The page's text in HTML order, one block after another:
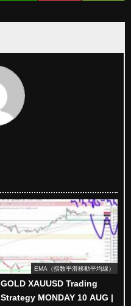
EMA（指数平滑移動平均線）
GOLD XAUUSD Trading
Strategy MONDAY 10 AUG |